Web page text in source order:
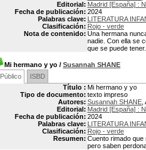
Editorial: Madrid [España] :
Fecha de publicación: 2024
Palabras clave: LITERATURA
Clasificación: Rojo - verde
Nota de contenido: Una hermana
nadie. Con ella se
que se puede tener.
Mi hermano y yo / Susannah SHANE
Público
ISBD
Título : Mi hermano y yo
Tipo de documento: texto impreso
Autores: Susannah SHANE
Editorial: Madrid [España] :
Fecha de publicación: 2024
Palabras clave: LITERATURA
Clasificación: Rojo - verde
Resumen: Cuento rimado
pero saben